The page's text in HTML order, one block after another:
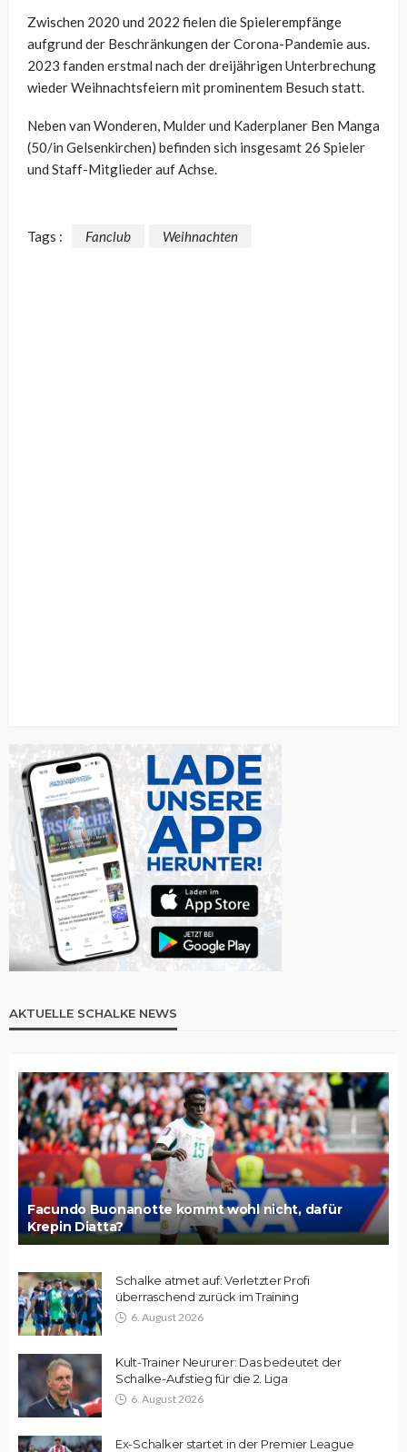
Zwischen 2020 und 2022 fielen die Spielerempfänge
aufgrund der Beschränkungen der Corona-Pandemie aus.
2023 fanden erstmal nach der dreijährigen Unterbrechung
wieder Weihnachtsfeiern mit prominentem Besuch statt.
Neben van Wonderen, Mulder und Kaderplaner Ben Manga
(50/in Gelsenkirchen) befinden sich insgesamt 26 Spieler
und Staff-Mitglieder auf Achse.
Tags : Fanclub Weihnachten
AKTUELLE SCHALKE NEWS
Facundo Buonanotte kommt wohl nicht, dafür
Krepin Diatta?
Schalke atmet auf: Verletzter Profi
überraschend zurück im Training
6. August 2026
Kult-Trainer Neururer: Das bedeutet der
Schalke-Aufstieg für die 2. Liga
6. August 2026
Ex-Schalker startet in der Premier League